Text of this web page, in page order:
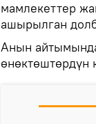
мамлекеттер
ашырылган
Анын